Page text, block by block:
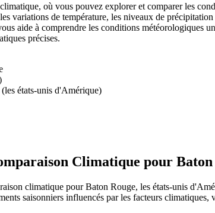
où vous pouvez explorer et comparer les
variations de température, les niveaux de
aide à comprendre les conditions météorologiques
précises.
Climatique pour
climatique pour Baton Rouge, les états-unis
saisonniers influencés par les facteurs